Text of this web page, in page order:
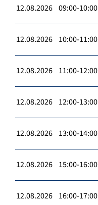
12.08.2026 09:00-10:00
12.08.2026 10:00-11:00
12.08.2026 11:00-12:00
12.08.2026 12:00-13:00
12.08.2026 13:00-14:00
12.08.2026 15:00-16:00
12.08.2026 16:00-17:00